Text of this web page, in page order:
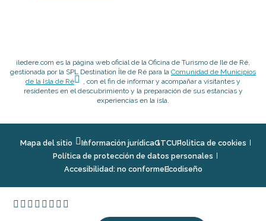
iledere.com es la página web oficial de la Oficina de Turismo de Ile de Ré,
gestionada por la SPL Destination Île de Ré para la Comunidad de Municipios
de la Isla de Ré
, con el fin de informar y acompañar a visitantes y
residentes en el descubrimiento y la preparación de sus estancias y
experiencias en la isla.
Mapa del sitio Información jurídicaGTCUPolitica de cookies
Política de protección de datos personales
Accesibilidad: no conformeEcodiseño